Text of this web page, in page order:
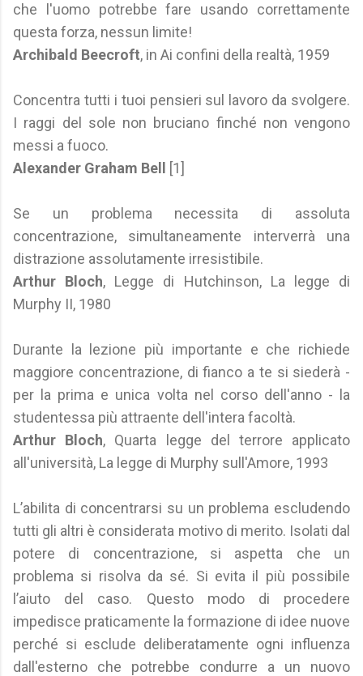
che l'uomo potrebbe fare usando correttamente
questa forza, nessun limite!
Archibald Beecroft, in Ai confini della realtà, 1959
Concentra tutti i tuoi pensieri sul lavoro da svolgere.
I raggi del sole non bruciano finché non vengono
messi a fuoco.
Alexander Graham Bell
[1]
Se un problema necessita di assoluta
concentrazione, simultaneamente interverrà una
distrazione assolutamente irresistibile.
Arthur Bloch, Legge di Hutchinson, La legge di
Murphy II, 1980
Durante la lezione più importante e che richiede
maggiore concentrazione, di fianco a te si siederà -
per la prima e unica volta nel corso dell'anno - la
studentessa più attraente dell'intera facoltà.
Arthur Bloch, Quarta legge del terrore applicato
all'università, La legge di Murphy sull'Amore, 1993
L’abilita di concentrarsi su un problema escludendo
tutti gli altri è considerata motivo di merito. Isolati dal
potere di concentrazione, si aspetta che un
problema si risolva da sé. Si evita il più possibile
l’aiuto del caso. Questo modo di procedere
impedisce praticamente la formazione di idee nuove
perché si esclude deliberatamente ogni influenza
dall'esterno che potrebbe condurre a un nuovo